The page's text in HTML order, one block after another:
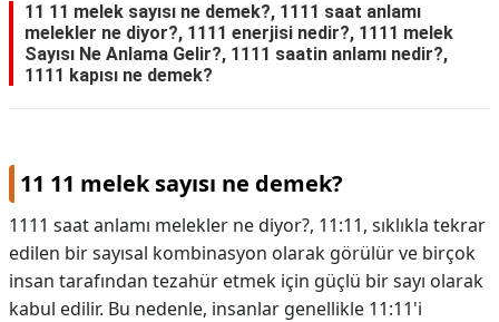
TIRNAK
PEELİNG
ERKEK
CİLT
BAKIMI
DİPLİNER
11 11 melek sayısı ne demek?, 1111 saat anlamı
melekler ne diyor?, 1111 enerjisi nedir?, 1111 melek
Sayısı Ne Anlama Gelir?, 1111 saatin anlamı nedir?,
1111 kapısı ne demek?
11 11 melek sayısı ne demek?
1111 saat anlamı melekler ne diyor?, 11:11, sıklıkla tekrar
edilen bir sayısal kombinasyon olarak görülür ve birçok
insan tarafından tezahür etmek için güçlü bir sayı olarak
kabul edilir. Bu nedenle, insanlar genellikle 11:11'i